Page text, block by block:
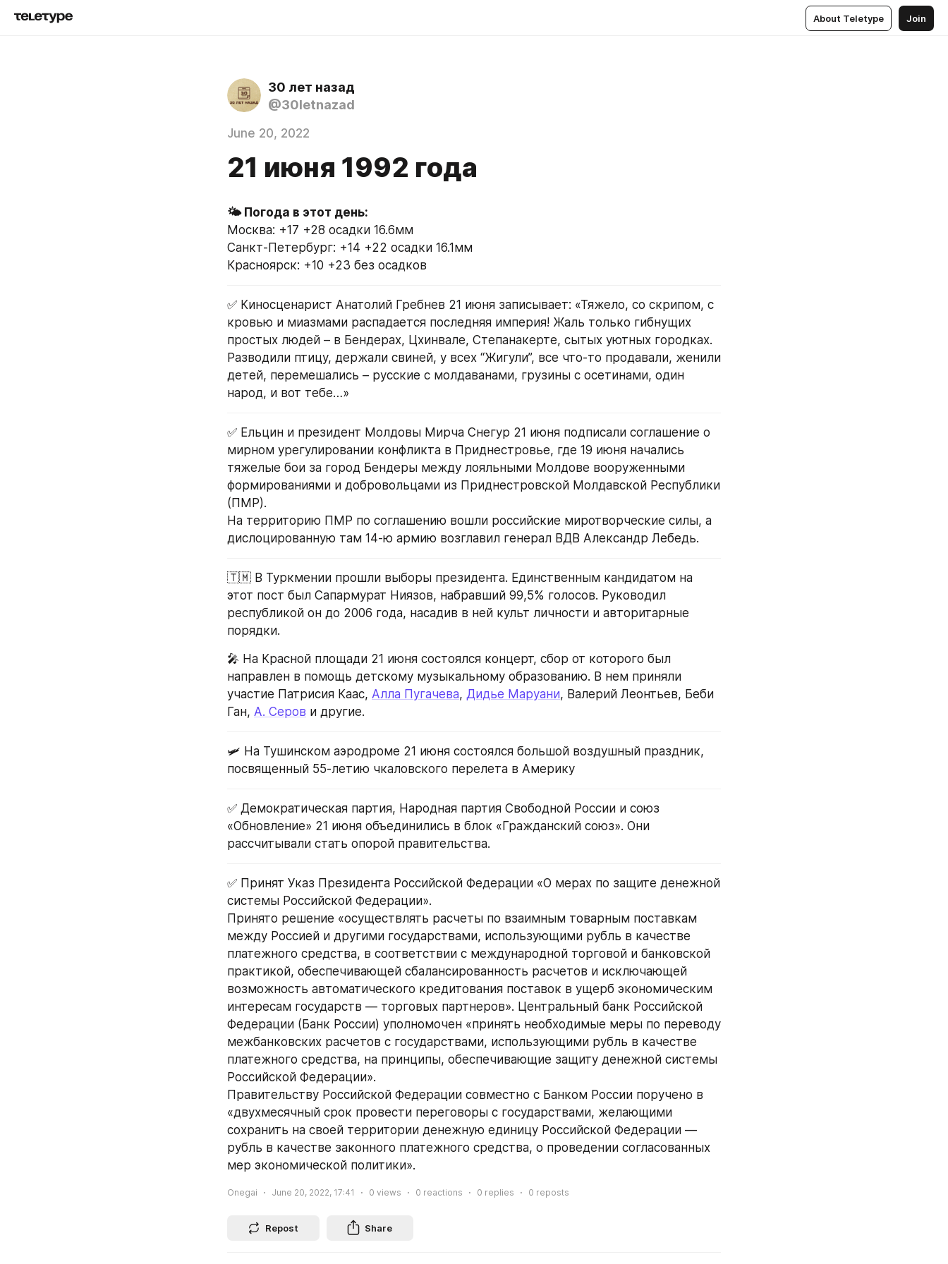
About Teletype Join
30 лет назад
@30letnazad
June 20, 2022
21 июня 1992 года
Москва: +17 +28 осадки 16.6мм
Санкт-Петербург: +14 +22 осадки 16.1мм
Красноярск: +10 +23 без осадков
✅ Киносценарист Анатолий Гребнев 21 июня записывает: «Тяжело, со скрипом, с
кровью и миазмами распадается последняя империя! Жаль только гибнущих
простых людей – в Бендерах, Цхинвале, Степанакерте, сытых уютных городках.
Разводили птицу, держали свиней, у всех “Жигули”, все что-то продавали, женили
детей, перемешались – русские с молдаванами, грузины с осетинами, один
народ, и вот тебе…»
✅ Ельцин и президент Молдовы Мирча Снегур 21 июня подписали соглашение о
мирном урегулировании конфликта в Приднестровье, где 19 июня начались
тяжелые бои за город Бендеры между лояльными Молдове вооруженными
формированиями и добровольцами из Приднестровской Молдавской Республики
(ПМР).
На территорию ПМР по соглашению вошли российские миротворческие силы, а
дислоцированную там 14-ю армию возглавил генерал ВДВ Александр Лебедь.
🇹🇲 В Туркмении прошли выборы президента. Единственным кандидатом на
этот пост был Сапармурат Ниязов, набравший 99,5% голосов. Руководил
республикой он до 2006 года, насадив в ней культ личности и авторитарные
порядки.
🎤 На Красной площади 21 июня состоялся концерт, сбор от которого был
направлен в помощь детскому музыкальному образованию. В нем приняли
участие Патрисия Каас, Алла Пугачева, Дидье Маруани, Валерий Леонтьев, Беби
Ган, А. Серов и другие.
🛩 На Тушинском аэродроме 21 июня состоялся большой воздушный праздник,
посвященный 55-летию чкаловского перелета в Америку
✅ Демократическая партия, Народная партия Свободной России и союз
«Обновление» 21 июня объединились в блок «Гражданский союз». Они
рассчитывали стать опорой правительства.
✅ Принят Указ Президента Российской Федерации «О мерах по защите денежной
системы Российской Федерации».
Принято решение «осуществлять расчеты по взаимным товарным поставкам
между Россией и другими государствами, использующими рубль в качестве
платежного средства, в соответствии с международной торговой и банковской
практикой, обеспечивающей сбалансированность расчетов и исключающей
возможность автоматического кредитования поставок в ущерб экономическим
интересам государств — торговых партнеров». Центральный банк Российской
Федерации (Банк России) уполномочен «принять необходимые меры по переводу
межбанковских расчетов с государствами, использующими рубль в качестве
платежного средства, на принципы, обеспечивающие защиту денежной системы
Российской Федерации».
Правительству Российской Федерации совместно с Банком России поручено в
«двухмесячный срок провести переговоры с государствами, желающими
сохранить на своей территории денежную единицу Российской Федерации —
рубль в качестве законного платежного средства, о проведении согласованных
мер экономической политики».
Onegai June 20, 2022, 17:41 0 views 0 reactions 0 replies 0 reposts
Repost Share